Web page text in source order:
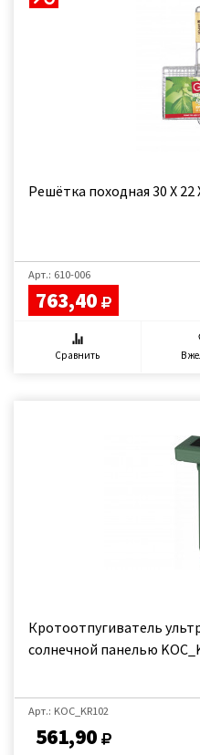
Решётка походная 30 Х 22
Арт.: 610-006
763,40
Сравнить В
Кротоотпугиватель
солнечной панелью
Арт.: KOC_KR102
561,90